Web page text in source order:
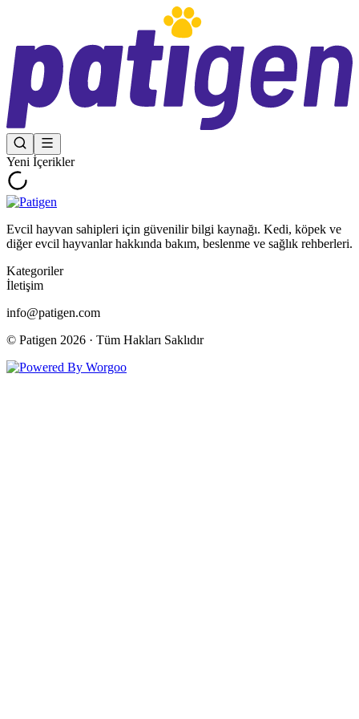
Yeni İçerikler
Evcil hayvan sahipleri için güvenilir bilgi kaynağı. Kedi, köpek ve
diğer evcil hayvanlar hakkında bakım, beslenme ve sağlık rehberleri.
Kategoriler
İletişim
info@patigen.com
© Patigen 2026 · Tüm Hakları Saklıdır